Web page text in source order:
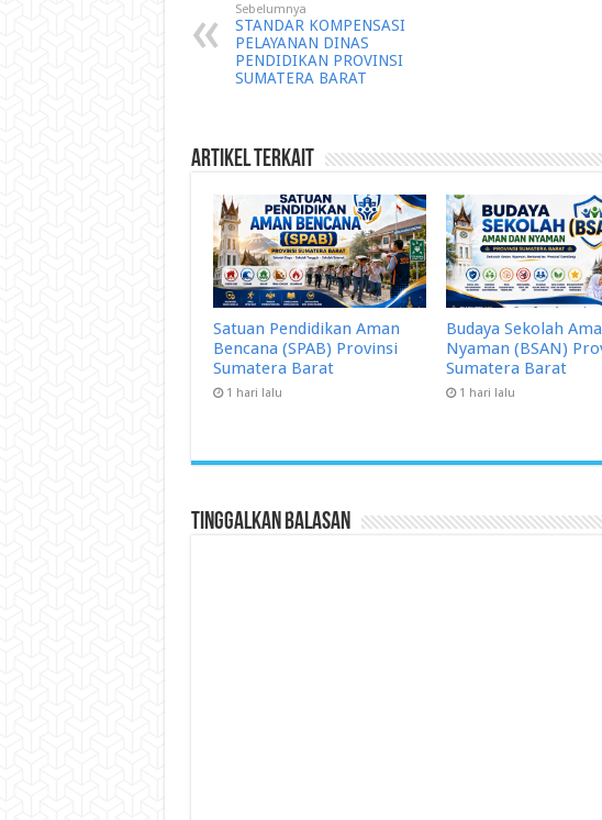
Sebelumnya
STANDAR KOMPENSASI
PELAYANAN DINAS
PENDIDIKAN PROVINSI
SUMATERA BARAT
Artikel Terkait
Satuan Pendidikan Aman
Bencana (SPAB) Provinsi
Sumatera Barat
1 hari lalu
Budaya Sekolah
Nyaman (BSAN)
Sumatera Barat
1 hari lalu
Tinggalkan Balasan